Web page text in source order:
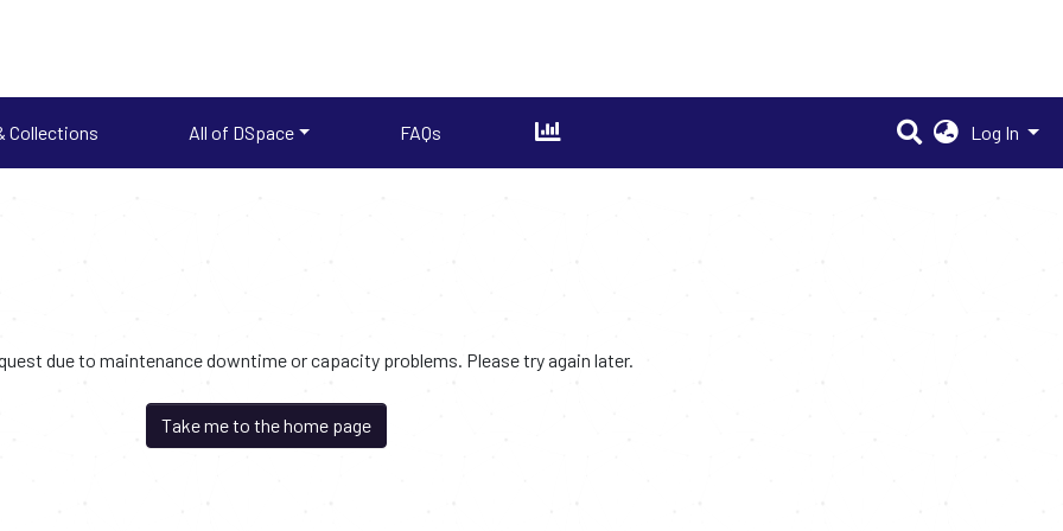
Collections All of DSpace FAQs Log In
due to maintenance downtime or capacity problems. Please try again later.
Take me to the home page